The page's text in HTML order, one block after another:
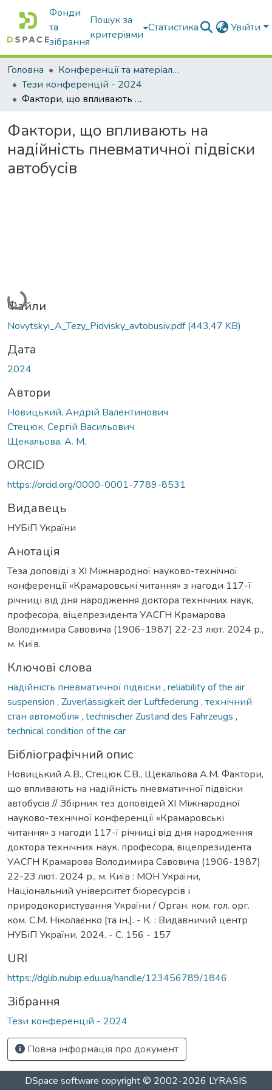
Фонди
та
зібрання
Пошук за
критеріями
Статистика Увійти
Головна
Конференції та матеріали конференцій
Тези конференцій - 2024
Фактори, що впливають на надійність пневматичної підвіски автобусів
Фактори, що впливають на
надійність пневматичної підвіски
автобусів
Вантажиться...
Файли
Novytskyi_A_Tezy_Pidvisky_avtobusiv.pdf(443,47 KB)
Дата
2024
Автори
Новицький, Андрій Валентинович
Стецюк, Сергій Васильович
Щекальова, А. М.
ORCID
https://orcid.org/0000-0001-7789-8531
Видавець
НУБіП України
Анотація
Теза доповіді з ХІ Міжнародної науково-технічної
конференції «Крамаровські читання» з нагоди 117-ї
річниці від дня народження доктора технічних наук,
професора, віцепрезидента УАСГН Крамарова
Володимира Савовича (1906-1987) 22-23 лют. 2024 р.,
м. Київ.
Ключові слова
надійність пневматичної підвіски , reliability of the air
suspension , Zuverlässigkeit der Luftfederung , технічний
стан автомобіля , technischer Zustand des Fahrzeugs ,
technical condition of the car
Бібліографічний опис
Новицький А.В., Стецюк С.В., Щекальова А.М. Фактори,
що впливають на надійність пневматичної підвіски
автобусів // Збірник тез доповідей ХI Міжнародної
науково-технічної конференції «Крамаровські
читання» з нагоди 117-ї річниці від дня народження
доктора технічних наук, професора, віцепрезидента
УАСГН Крамарова Володимира Савовича (1906-1987)
22-23 лют. 2024 р., м. Київ : МОН України,
Національний університет біоресурсів і
природокористування України / Орган. ком. гол. орг.
ком. С.М. Ніколаєнко [та ін.]. - К. : Видавничий центр
НУБіП України, 2024. - С. 156 - 157
URI
https://dglib.nubip.edu.ua/handle/123456789/1846
Зібрання
Тези конференцій - 2024
Повна інформація про документ
DSpace software copyright © 2002-2026 LYRASIS